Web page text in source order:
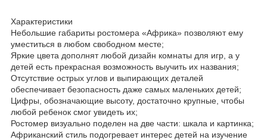
Характеристики
Небольшие габариты ростомера «Африка» позволяют ему
уместиться в любом свободном месте;
Яркие цвета дополнят любой дизайн комнаты для игр, а у
детей есть прекрасная возможность выучить их названия;
Отсутствие острых углов и выпирающих деталей
обеспечивает безопасность даже самых маленьких детей;
Цифры, обозначающие высоту, достаточно крупные, чтобы
любой ребенок смог увидеть их;
Ростомер визуально поделен на две части: шкала и картинка;
Африканский стиль подогревает интерес детей на изучение